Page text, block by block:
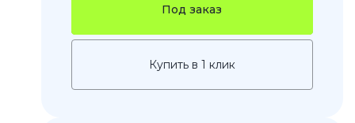
Под заказ
Купить в 1 клик